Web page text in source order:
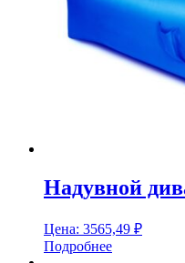
Надувной
Цена: 3565,49 ₽
Подробнее